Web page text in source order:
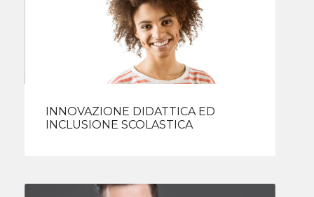
INNOVAZIONE DIDATTICA ED
INCLUSIONE SCOLASTICA